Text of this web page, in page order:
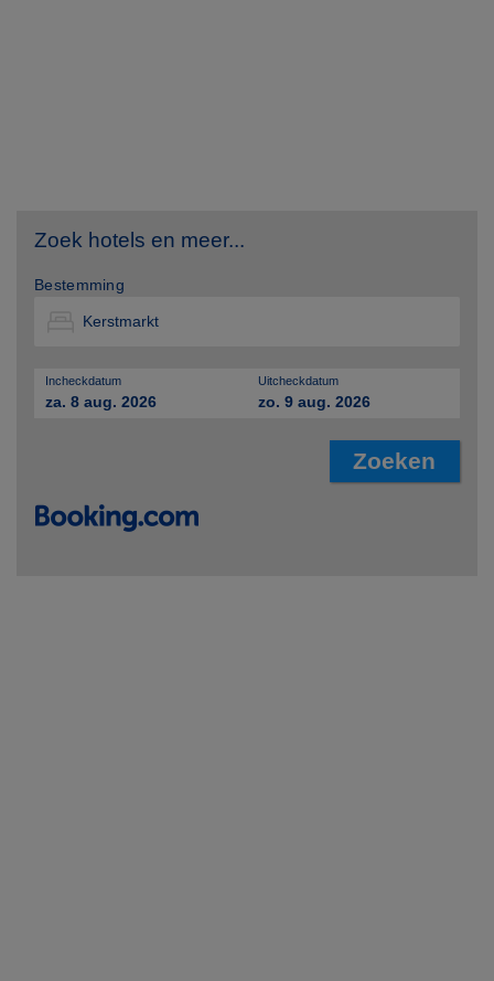
Zoek hotels en meer...
Bestemming
Incheckdatum
za. 8 aug. 2026
Uitcheckdatum
zo. 9 aug. 2026